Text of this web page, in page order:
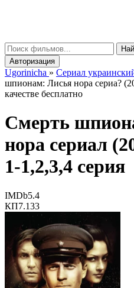
Авторизация
Ugorinicha » Сериал
шпионам: Лисья нора сериа?
качестве бесплатно
Смерть
нора сериал
1-1,2,3,4 серия
IMDb5.4
КП7.133